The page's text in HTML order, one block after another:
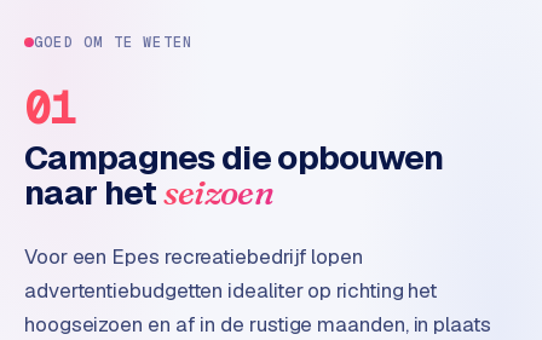
e
w
i
n
k
e
W
o
GOED OM TE WETEN
01
Campagnes die opbouwen
naar hetseizoen
Voor een Epes recreatiebedrijf lopen
advertentiebudgetten idealiter op richting het
hoogseizoen en af in de rustige maanden, in plaats